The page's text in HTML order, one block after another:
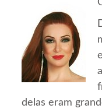
delas eram